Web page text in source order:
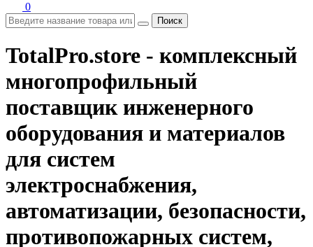
0
Поиск
TotalPro.store - комплексный
многопрофильный
поставщик инженерного
оборудования и материалов
для систем
электроснабжения,
автоматизации, безопасности,
противопожарных систем,